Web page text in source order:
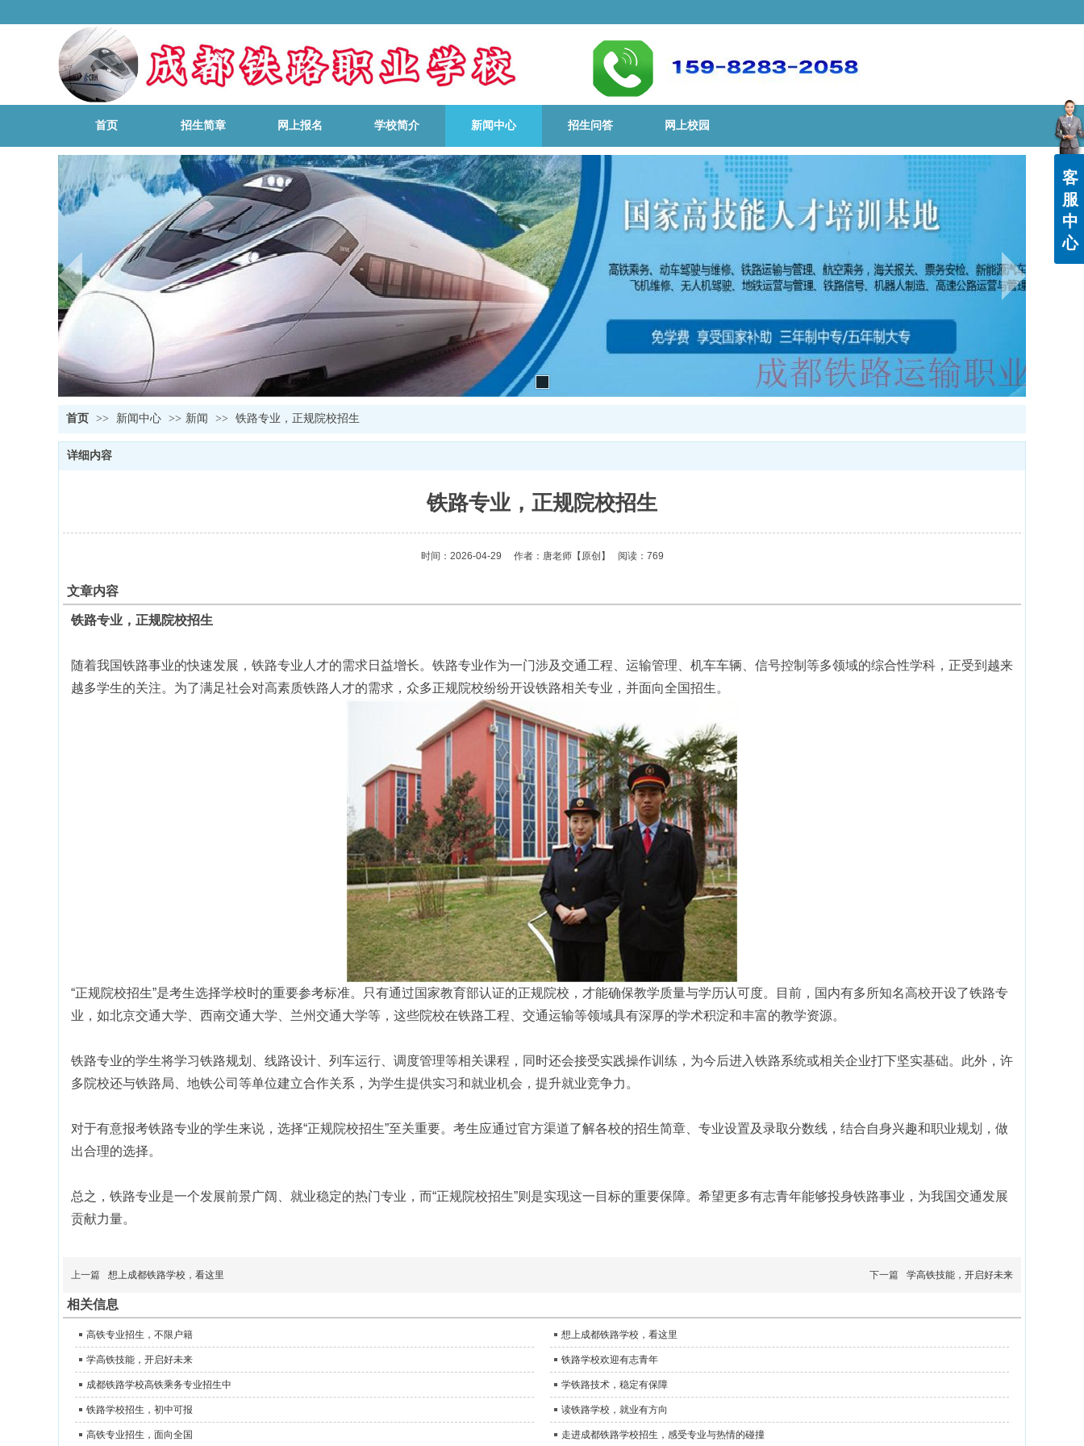
首页 招生简章 网上报名 学校简介 新闻中心 招生问答 网上校园
首页 >> 新闻中心 >> 新闻 >> 铁路专业，正规院校招生
详细内容
铁路专业，正规院校招生
时间：2026-04-29 作者：唐老师【原创】 阅读：769
文章内容
铁路专业，正规院校招生
随着我国铁路事业的快速发展，铁路专业人才的需求日益增长。铁路专业作为一门涉及交通工程、运输管理、机车车辆、信号控制等多领域的综合性学科，正受到越来
越多学生的关注。为了满足社会对高素质铁路人才的需求，众多正规院校纷纷开设铁路相关专业，并面向全国招生。
“正规院校招生”是考生选择学校时的重要参考标准。只有通过国家教育部认证的正规院校，才能确保教学质量与学历认可度。目前，国内有多所知名高校开设了铁路专
业，如北京交通大学、西南交通大学、兰州交通大学等，这些院校在铁路工程、交通运输等领域具有深厚的学术积淀和丰富的教学资源。
铁路专业的学生将学习铁路规划、线路设计、列车运行、调度管理等相关课程，同时还会接受实践操作训练，为今后进入铁路系统或相关企业打下坚实基础。此外，许
多院校还与铁路局、地铁公司等单位建立合作关系，为学生提供实习和就业机会，提升就业竞争力。
对于有意报考铁路专业的学生来说，选择“正规院校招生”至关重要。考生应通过官方渠道了解各校的招生简章、专业设置及录取分数线，结合自身兴趣和职业规划，做
出合理的选择。
总之，铁路专业是一个发展前景广阔、就业稳定的热门专业，而“正规院校招生”则是实现这一目标的重要保障。希望更多有志青年能够投身铁路事业，为我国交通发展
贡献力量。
上一篇 想上成都铁路学校，看这里 下一篇 学高铁技能，开启好未来
相关信息
高铁专业招生，不限户籍 想上成都铁路学校，看这里
学高铁技能，开启好未来 铁路学校欢迎有志青年
成都铁路学校高铁乘务专业招生中 学铁路技术，稳定有保障
铁路学校招生，初中可报 读铁路学校，就业有方向
高铁专业招生，面向全国 走进成都铁路学校招生，感受专业与热情的碰撞
客
服
中
心